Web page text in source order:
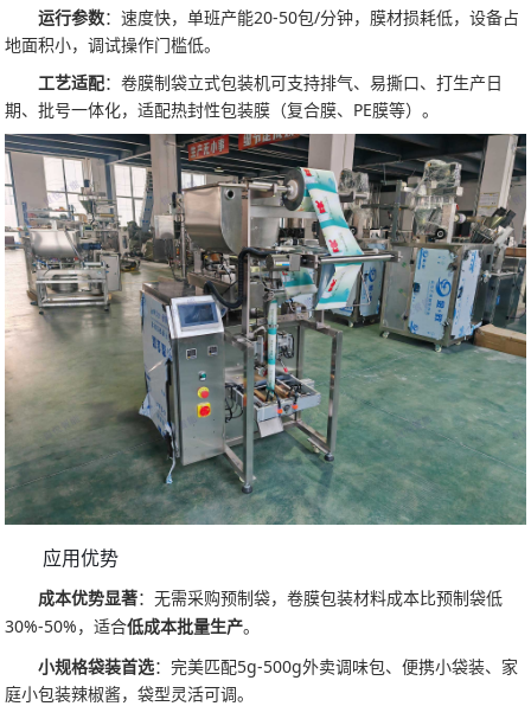
运行参数：速度快，单班产能20-50包/分钟，膜材损耗低，设备占
地面积小，调试操作门槛低。
工艺适配：卷膜制袋立式包装机可支持排气、易撕口、打生产日
期、批号一体化，适配热封性包装膜（复合膜、PE膜等）。
应用优势
成本优势显著：无需采购预制袋，卷膜包装材料成本比预制袋低
30%-50%，适合低成本批量生产。
小规格袋装首选：完美匹配5g-500g外卖调味包、便携小袋装、家
庭小包装辣椒酱，袋型灵活可调。